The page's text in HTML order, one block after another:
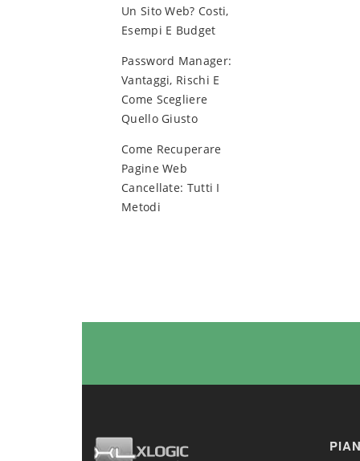
Un Sito Web? Costi,
Esempi E Budget
Password Manager:
Vantaggi, Rischi E
Come Scegliere
Quello Giusto
Come Recuperare
Pagine Web
Cancellate: Tutti I
Metodi